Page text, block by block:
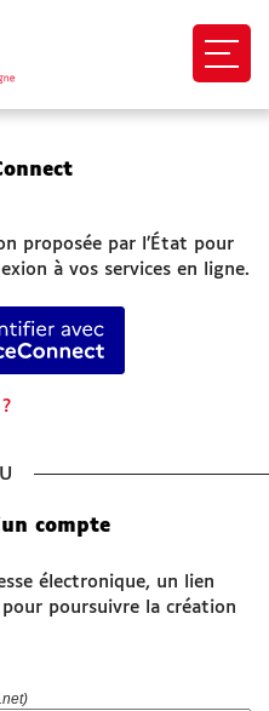
ligne
d'aide
proposée par l’État pour
à vos services en ligne.
S’identifier avec FranceConnect
compte
électronique, un lien
poursuivre la création